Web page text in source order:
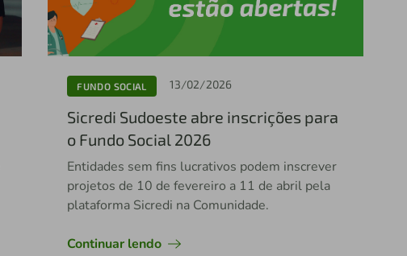
FUNDO SOCIAL 13/02/2026
Sicredi Sudoeste abre inscrições para
o Fundo Social 2026
Entidades sem fins lucrativos podem inscrever
projetos de 10 de fevereiro a 11 de abril pela
plataforma Sicredi na Comunidade.
Continuar lendo